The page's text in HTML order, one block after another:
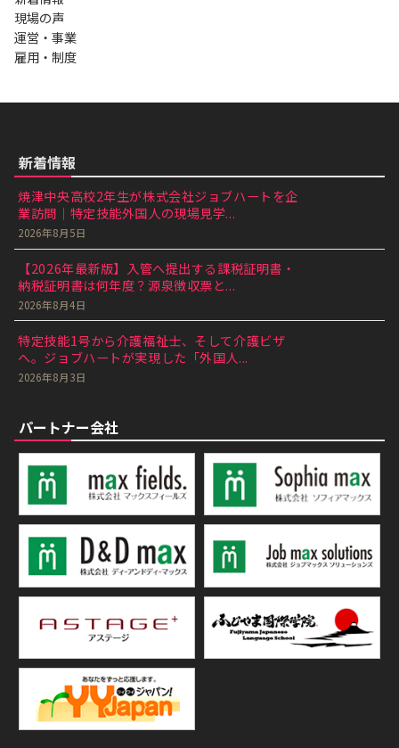
現場の声
運営・事業
雇用・制度
新着情報
焼津中央高校2年生が株式会社ジョブハートを企
業訪問｜特定技能外国人の現場見学...
2026年8月5日
【2026年最新版】入管へ提出する課税証明書・
納税証明書は何年度？源泉徴収票と...
2026年8月4日
特定技能1号から介護福祉士、そして介護ビザ
へ。ジョブハートが実現した「外国人...
2026年8月3日
パートナー会社